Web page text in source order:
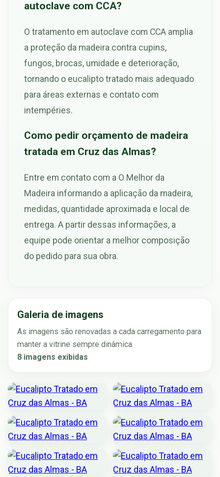
autoclave com CCA?
O tratamento em autoclave com CCA amplia
a proteção da madeira contra cupins,
fungos, brocas, umidade e deterioração,
tornando o eucalipto tratado mais adequado
para áreas externas e contato com
intempéries.
Como pedir orçamento de madeira
tratada em Cruz das Almas?
Entre em contato com a O Melhor da
Madeira informando a aplicação da madeira,
medidas, quantidade aproximada e local de
entrega. A partir dessas informações, a
equipe pode orientar a melhor composição
do pedido para sua obra.
Galeria de imagens
As imagens são renovadas a cada carregamento para
manter a vitrine sempre dinâmica.
8 imagens exibidas